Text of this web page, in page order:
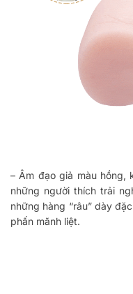
– Âm đạo giả màu hồng,
những người thích trải
những hàng “râu” dày
phấn mãnh liệt.